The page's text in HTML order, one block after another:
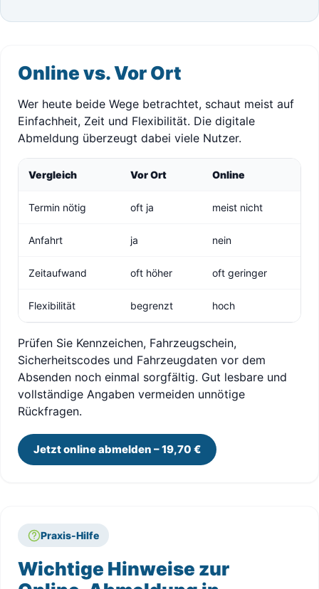
Online vs. Vor Ort
Wer heute beide Wege betrachtet, schaut meist auf
Einfachheit, Zeit und Flexibilität. Die digitale
Abmeldung überzeugt dabei viele Nutzer.
Vergleich Vor Ort Online
Termin nötig oft ja meist nicht
Anfahrt ja nein
Zeitaufwand oft höher oft geringer
Flexibilität begrenzt hoch
Prüfen Sie Kennzeichen, Fahrzeugschein,
Sicherheitscodes und Fahrzeugdaten vor dem
Absenden noch einmal sorgfältig. Gut lesbare und
vollständige Angaben vermeiden unnötige
Rückfragen.
Jetzt online abmelden – 19,70 €
Praxis-Hilfe
Wichtige Hinweise zur